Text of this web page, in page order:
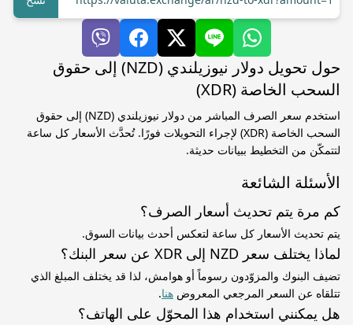
حول تحويل دولار نيوزيلندي (NZD) إلى حقوق
السحب الخاصة (XDR)
استخدم سعر الصرف المباشر من دولار نيوزيلندي (NZD) إلى حقوق
السحب الخاصة (XDR) لإجراء التحويلات فورًا. تُحدَّث الأسعار كل ساعة
لتتمكّن من التخطيط ببيانات حديثة.
الأسئلة الشائعة
كم مرة يتم تحديث أسعار الصرف؟
يتم تحديث الأسعار كل ساعة لتعكس أحدث بيانات السوق.
لماذا يختلف سعر NZD إلى XDR عن سعر البنك؟
تضيف البنوك والمزوّدون رسوماً أو هوامش، لذا قد يختلف المبلغ الذي
تتلقاه عن السعر المرجعي المعروض هنا.
هل يمكنني استخدام هذا المحوّل على الهاتف؟